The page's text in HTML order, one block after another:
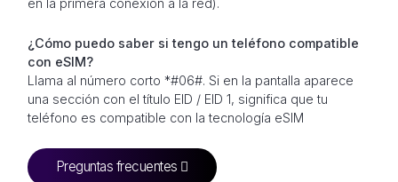
¿Cómo puedo saber si tengo un teléfono compatible
con eSIM?
Llama al número corto *#06#. Si en la pantalla aparece
una sección con el título EID / EID 1, significa que tu
teléfono es compatible con la tecnología eSIM
Preguntas frecuentes